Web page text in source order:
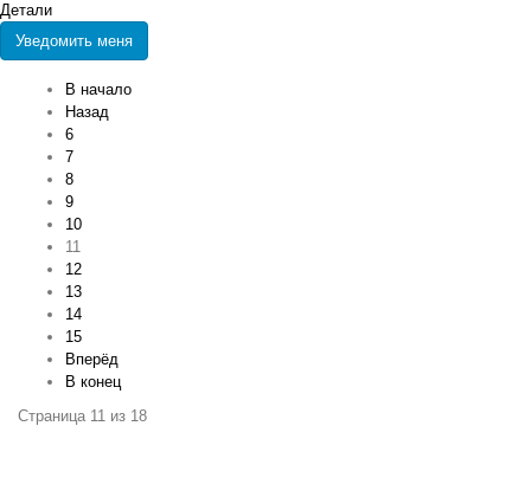
Детали
Уведомить меня
В начало
Назад
6
7
8
9
10
11
12
13
14
15
Вперёд
В конец
Страница 11 из 18